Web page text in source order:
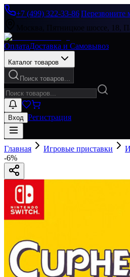
+7 (499) 322-33-86|Перезвоните
Москва, Пятницкое шоссе, 18,
ОплатаДоставка и Самовывоз
Каталог товаров
Поиск товаров...
Вход Регистрация
Главная Игровые приставки
-6%